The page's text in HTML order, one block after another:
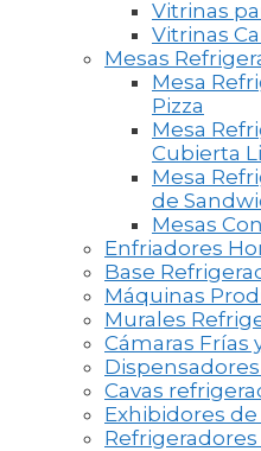
Vitrinas
Vitrinas
Mesas
Mesa
Pizza
Mesa
Cubierta
Mesa
de
Mesas
Enfriadores
Base
Máquinas
Murales
Cámaras Frías
Cavas
Exhibidores